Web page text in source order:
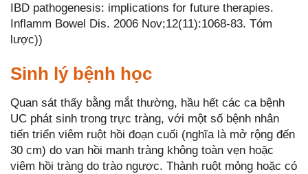
IBD pathogenesis: implications for future therapies.
Inflamm Bowel Dis. 2006 Nov;12(11):1068-83. Tóm
lược))
Sinh lý bệnh học
Quan sát thấy bằng mắt thường, hầu hết các ca bệnh
UC phát sinh trong trực tràng, với một số bệnh nhân
tiến triển viêm ruột hồi đoạn cuối (nghĩa là mở rộng đến
30 cm) do van hồi manh tràng không toàn vẹn hoặc
viêm hồi tràng do trào ngược. Thành ruột mỏng hoặc có